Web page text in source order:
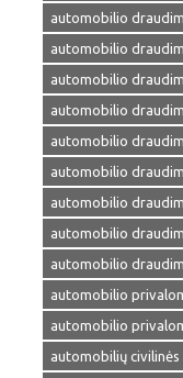
automobilio
automobilio
automobilio
automobilio
automobilio
automobilio
automobilio
automobilio
automobilio
automobilio
automobilio
automobilių